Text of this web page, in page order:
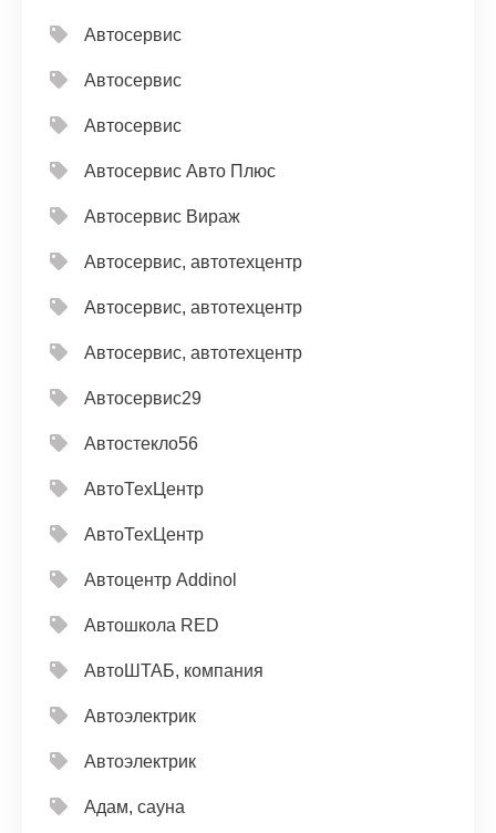
Автосервис
Автосервис
Автосервис
Автосервис Авто Плюс
Автосервис Вираж
Автосервис, автотехцентр
Автосервис, автотехцентр
Автосервис, автотехцентр
Автосервис29
Автостекло56
АвтоТехЦентр
АвтоТехЦентр
Автоцентр Addinol
Автошкола RED
АвтоШТАБ, компания
Автоэлектрик
Автоэлектрик
Адам, сауна